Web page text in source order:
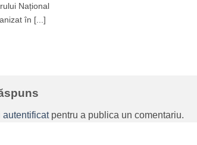
Național
în [...]
autentificatpentru a publica un comentariu.